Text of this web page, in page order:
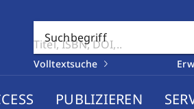
Suchbegriff
Volltextsuche
PUBLIZIEREN